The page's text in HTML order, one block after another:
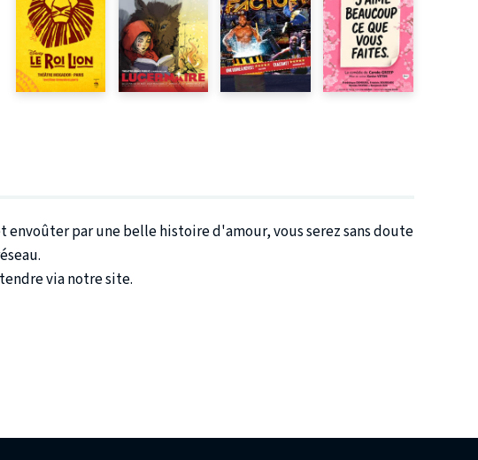
envoûter par une belle histoire d'amour, vous serez sans doute
via notre site.